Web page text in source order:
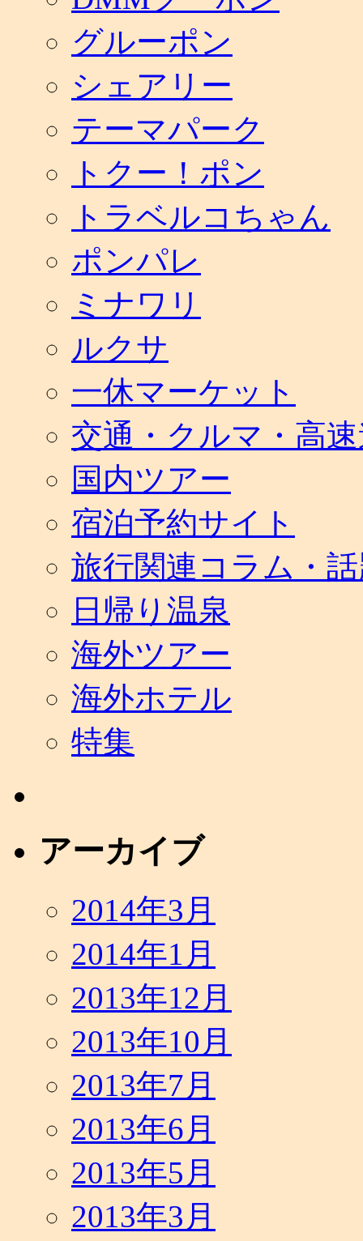
グルーポン
シェアリー
テーマパーク
トクー！ポン
トラベルコちゃん
ポンパレ
ミナワリ
ルクサ
一休マーケット
交通・クルマ・高
国内ツアー
宿泊予約サイト
旅行関連コラム・
日帰り温泉
海外ツアー
海外ホテル
特集
アーカイブ
2014年3月
2014年1月
2013年12月
2013年10月
2013年7月
2013年6月
2013年5月
2013年3月